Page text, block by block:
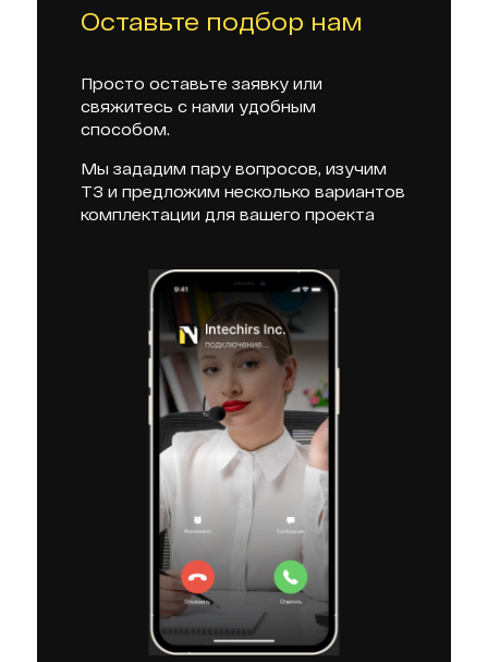
Оставьте подбор нам
Просто оставьте заявку или
свяжитесь с нами удобным
способом.
Мы зададим пару вопросов, изучим
ТЗ и предложим несколько вариантов
комплектации для вашего проекта